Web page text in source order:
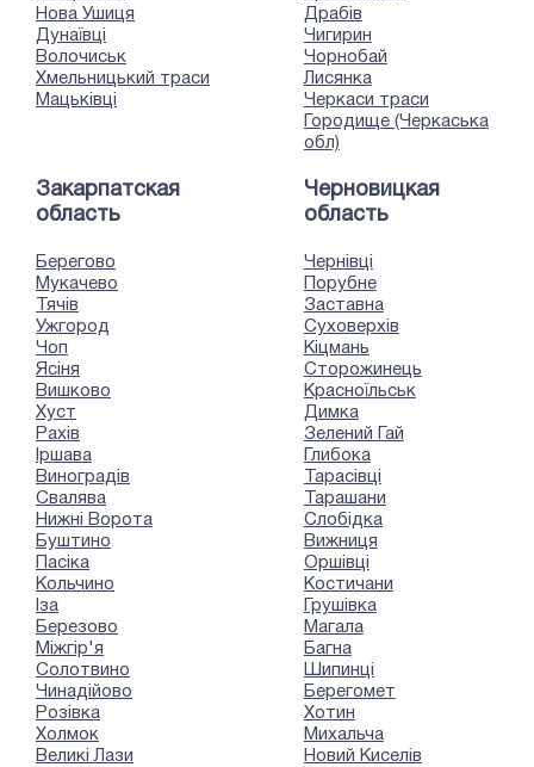
Нова Ушиця
Дунаївці
Волочиськ
Хмельницький траси
Мацьківці
Драбів
Чигирин
Чорнобай
Лисянка
Черкаси траси
Городище (Черкаська
обл)
Закарпатская
область
Берегово
Мукачево
Тячів
Ужгород
Чоп
Ясіня
Вишково
Хуст
Рахів
Іршава
Виноградів
Свалява
Нижні Ворота
Буштино
Пасіка
Кольчино
Іза
Березово
Міжгір'я
Солотвино
Чинадійово
Розівка
Холмок
Великі Лази
Черновицкая
область
Чернівці
Порубне
Заставна
Суховерхів
Кіцмань
Сторожинець
Красноїльськ
Димка
Зелений Гай
Глибока
Тарасівці
Тарашани
Слобідка
Вижниця
Оршівці
Костичани
Грушівка
Магала
Багна
Шипинці
Берегомет
Хотин
Михальча
Новий Киселів